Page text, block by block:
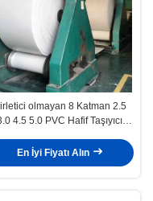
olmayan 8 Katman 2.5
4.5 5.0 PVC Hafif Taşıyıcı
En İyi Fiyatı Alın